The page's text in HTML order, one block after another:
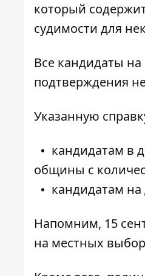
который
судимости для
Все кандидаты
подтверждения
Указанную
кандидатам в
общины с
кандидатам на
Напомним, 15
на местных